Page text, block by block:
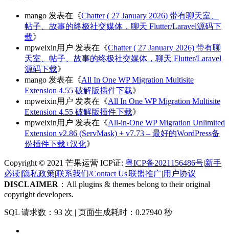
mango 发表在《Chatter ( 27 January 2026) 带有聊天室、
帖子、故事的终极社交媒体，聊天 Flutter/Laravel源码下
载》
mpweixin用户 发表在《Chatter ( 27 January 2026) 带有聊
天室、帖子、故事的终极社交媒体，聊天 Flutter/Laravel
源码下载》
mango 发表在《All In One WP Migration Multisite
Extension 4.55 破解版插件下载》
mpweixin用户 发表在《All In One WP Migration Multisite
Extension 4.55 破解版插件下载》
mpweixin用户 发表在《All-in-One WP Migration Unlimited
Extension v2.86 (ServMask) + v7.73 – 最好的WordPress备
份插件下载+汉化》
Copyright © 2021 芒果运营 ICP证: 粤ICP备2021156486号|新手
必读|隐私政策|联系我们/Contact Us|联盟推广|用户协议
DISCLAIMER ：All plugins & themes belong to their original
copyright developers.
SQL 请求数：93 次 | 页面生成耗时：0.27940 秒